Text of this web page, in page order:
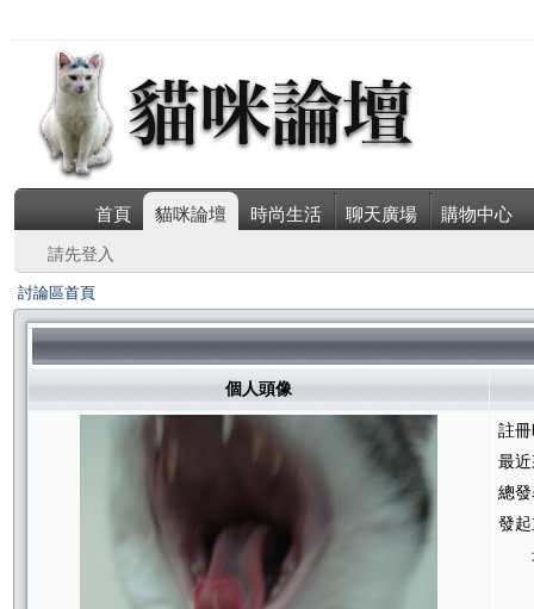
首頁 貓咪論壇 時尚生活 聊天廣場 購物中心
請先登入
討論區首頁
個人頭像
註
最
總
發